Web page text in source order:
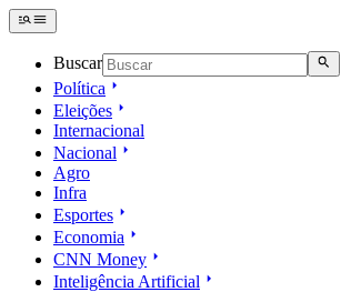
Buscar
Política
Eleições
Internacional
Nacional
Agro
Infra
Esportes
Economia
CNN Money
Inteligência Artificial